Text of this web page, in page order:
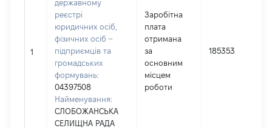
1
державному
реєстрі
юридичних осіб,
фізичних осіб –
підприємців та
громадських
формувань:
04397508
Найменування:
СЛОБОЖАНСЬКА
СЕЛИЩНА РАДА
Заробітна
плата
отримана
за
основним
місцем
роботи
185353